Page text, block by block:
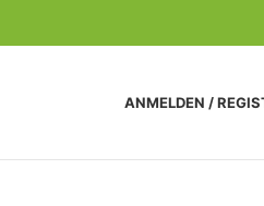
ANMELDEN /